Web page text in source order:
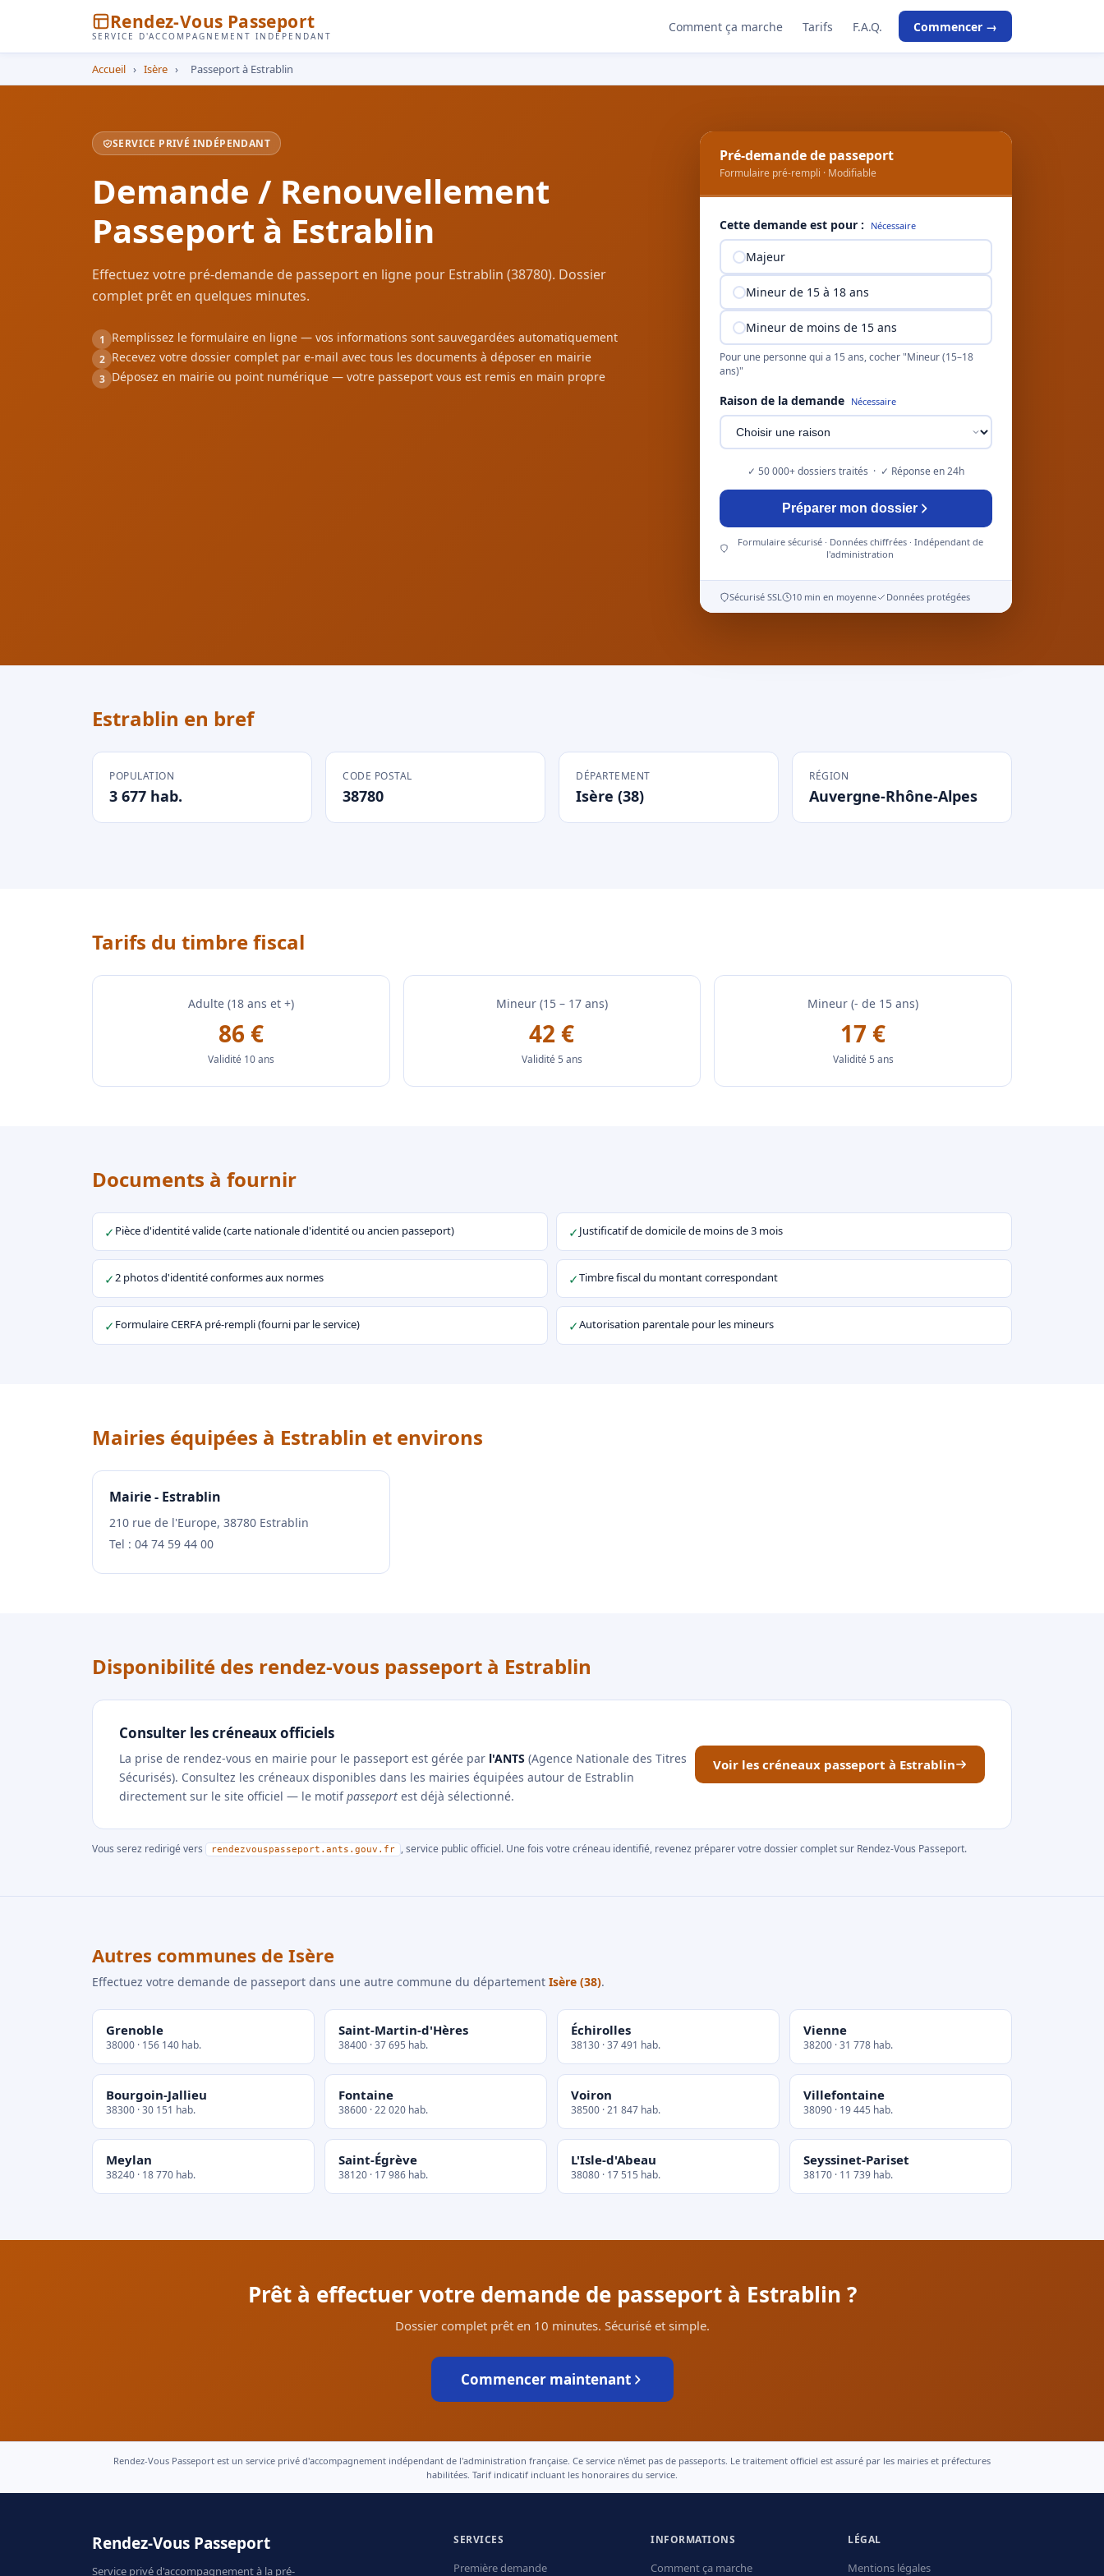
Rendez-Vous Passeport
SERVICE D'ACCOMPAGNEMENT INDÉPENDANT
Comment ça marche Tarifs F.A.Q. Commencer →
Accueil › Isère › Passeport à Estrablin
SERVICE PRIVÉ INDÉPENDANT
Demande / Renouvellement
Passeport à Estrablin
Effectuez votre pré-demande de passeport en ligne pour Estrablin (38780). Dossier
complet prêt en quelques minutes.
1 Remplissez le formulaire en ligne — vos informations sont sauvegardées automatiquement
2 Recevez votre dossier complet par e-mail avec tous les documents à déposer en mairie
3 Déposez en mairie ou point numérique — votre passeport vous est remis en main propre
Pré-demande de passeport
Formulaire pré-rempli · Modifiable
Cette demande est pour : Nécessaire
Majeur
Mineur de 15 à 18 ans
Mineur de moins de 15 ans
Pour une personne qui a 15 ans, cocher "Mineur (15–18
ans)"
Raison de la demande Nécessaire
✓ 50 000+ dossiers traités · ✓ Réponse en 24h
Préparer mon dossier
Formulaire sécurisé · Données chiffrées · Indépendant de
l'administration
Sécurisé SSL 10 min en moyenne Données protégées
Estrablin en bref
POPULATION
3 677 hab.
CODE POSTAL
38780
DÉPARTEMENT
Isère (38)
RÉGION
Auvergne-Rhône-Alpes
Tarifs du timbre fiscal
Adulte (18 ans et +)
86 €
Validité 10 ans
Mineur (15 – 17 ans)
42 €
Validité 5 ans
Mineur (- de 15 ans)
17 €
Validité 5 ans
Documents à fournir
✓ Pièce d'identité valide (carte nationale d'identité ou ancien passeport) ✓Justificatif de domicile de moins de 3 mois
✓2 photos d'identité conformes aux normes ✓Timbre fiscal du montant correspondant
✓ Formulaire CERFA pré-rempli (fourni par le service) ✓Autorisation parentale pour les mineurs
Mairies équipées à Estrablin et environs
Mairie - Estrablin
210 rue de l'Europe, 38780 Estrablin
Tel : 04 74 59 44 00
Disponibilité des rendez-vous passeport à Estrablin
Consulter les créneaux officiels
La prise de rendez-vous en mairie pour le passeport est gérée par l'ANTS (Agence Nationale des Titres
Sécurisés). Consultez les créneaux disponibles dans les mairies équipées autour de Estrablin
directement sur le site officiel — le motifpasseport est déjà sélectionné.
Voir les créneaux passeport à Estrablin
Vous serez redirigé vers rendezvouspasseport.ants.gouv.fr , service public officiel. Une fois votre créneau identifié, revenez préparer votre dossier complet sur Rendez-Vous Passeport.
Autres communes de Isère
Effectuez votre demande de passeport dans une autre commune du département Isère (38).
Grenoble
38000 · 156 140 hab.
Saint-Martin-d'Hères
38400 · 37 695 hab.
Échirolles
38130 · 37 491 hab.
Vienne
38200 · 31 778 hab.
Bourgoin-Jallieu
38300 · 30 151 hab.
Fontaine
38600 · 22 020 hab.
Voiron
38500 · 21 847 hab.
Villefontaine
38090 · 19 445 hab.
Meylan
38240 · 18 770 hab.
Saint-Égrève
38120 · 17 986 hab.
L'Isle-d'Abeau
38080 · 17 515 hab.
Seyssinet-Pariset
38170 · 11 739 hab.
Prêt à effectuer votre demande de passeport à Estrablin ?
Dossier complet prêt en 10 minutes. Sécurisé et simple.
Commencer maintenant
Rendez-Vous Passeport est un service privé d'accompagnement indépendant de l'administration française. Ce service n'émet pas de passeports. Le traitement officiel est assuré par les mairies et préfectures
habilitées. Tarif indicatif incluant les honoraires du service.
Rendez-Vous Passeport
Service privé d'accompagnement à la pré-
SERVICES
Première demande
INFORMATIONS
Comment ça marche
LÉGAL
Mentions légales